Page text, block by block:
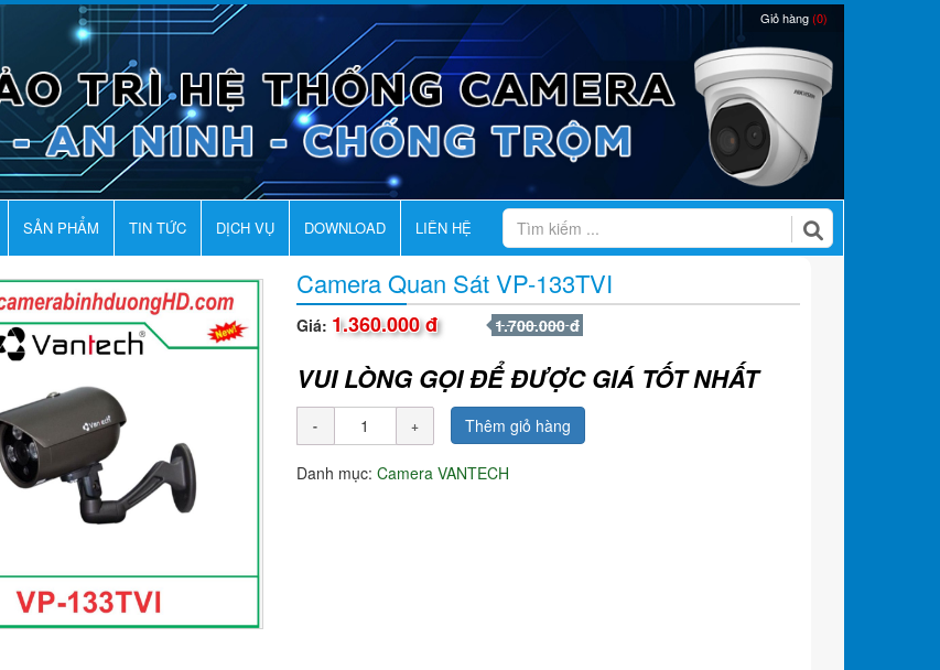
Giỏ hàng(0)
SẢN PHẨM TIN TỨC DỊCH VỤ DOWNLOAD LIÊN HỆ
Camera Quan Sát VP-133TVI
Giá: 1.360.000 đ 1.700.000 đ
VUI LÒNG GỌI ĐỂ ĐƯỢC GIÁ TỐT NHẤT
Thêm giỏ hàng
Danh mục: Camera VANTECH